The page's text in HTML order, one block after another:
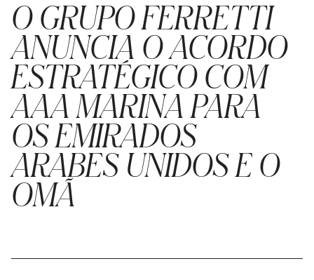
O GRUPO FERRETTI
ANUNCIA O ACORDO
ESTRATÉGICO COM
AAA MARINA PARA
OS EMIRADOS
ARABES UNIDOS E O
OMÃ